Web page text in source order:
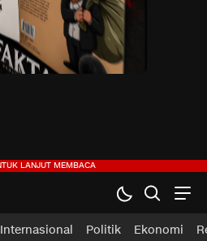
Internasional Politik Ekonomi